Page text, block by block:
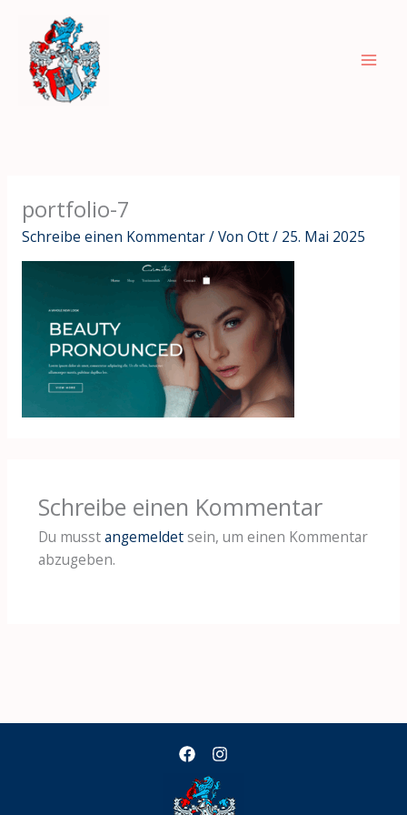
springen
portfolio-7
Schreibe einen Kommentar/ Von Ott/ 25. Mai 2025
Schreibe einen Kommentar
Du musstangemeldetsein, um einen Kommentar
abzugeben.